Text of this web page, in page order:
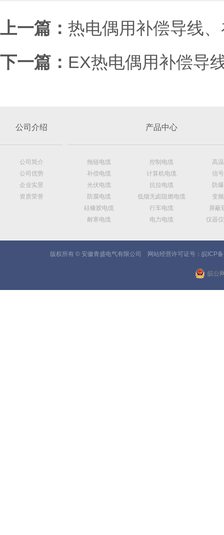
上一篇： 热电偶用补偿导线
下一篇： EX热电偶用补偿导
公司介绍
公司简介
公司优势
企业实景
资质荣誉
产品中心
拖链电缆 控制电缆
高
补偿电缆
计算机电缆
信
光伏电缆
抗拉电缆
防
防腐电缆
低烟无卤阻燃电缆
变
硅橡胶电缆
行车电缆
屏蔽
耐寒电缆
电力电缆 仪器
版权所有 © 安徽青盛电气有限公司 网站经营许可证号： 皖ICP
皖公